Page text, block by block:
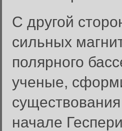
С другой
сильных
полярного
ученые,
начале